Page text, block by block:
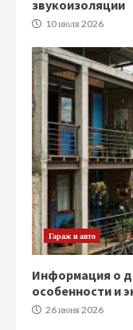
звукоизоляции
10 июля 2026
Гараж и авто
Информация о
особенности и
26 июня 2026